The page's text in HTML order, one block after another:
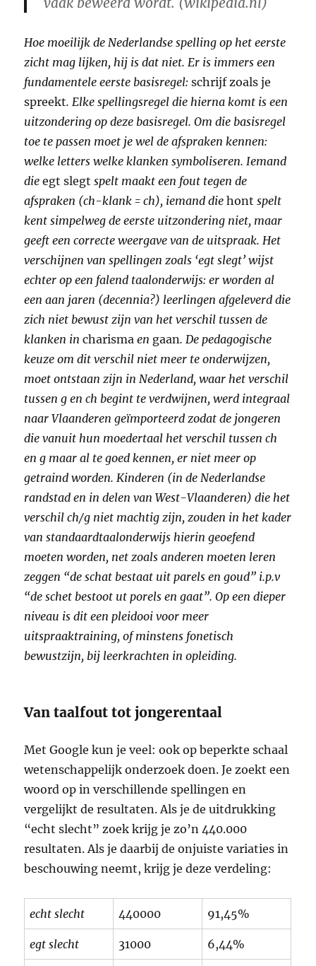
Hoe moeilijk de Nederlandse spelling op het eerste
zicht mag lijken, hij is dat niet. Er is immers een
fundamentele eerste basisregel:schrijf zoals je
spreekt. Elke spellingsregel die hierna komt is een
uitzondering op deze basisregel. Om die basisregel
toe te passen moet je wel de afspraken kennen:
welke letters welke klanken symboliseren. Iemand
dieegt slegt spelt maakt een fout tegen de
afspraken (ch-klank = ch), iemand die hont spelt
kent simpelweg de eerste uitzondering niet, maar
geeft een correcte weergave van de uitspraak. Het
verschijnen van spellingen zoals ‘egt slegt’ wijst
echter op een falend taalonderwijs: er worden al
een aan jaren (decennia?) leerlingen afgeleverd die
zich niet bewust zijn van het verschil tussen de
klanken incharisma en gaan. De pedagogische
keuze om dit verschil niet meer te onderwijzen,
moet ontstaan zijn in Nederland, waar het verschil
tussen g en ch begint te verdwijnen, werd integraal
naar Vlaanderen geïmporteerd zodat de jongeren
die vanuit hun moedertaal het verschil tussen ch
en g maar al te goed kennen, er niet meer op
getraind worden. Kinderen (in de Nederlandse
randstad en in delen van West-Vlaanderen) die het
verschil ch/g niet machtig zijn, zouden in het kader
van standaardtaalonderwijs hierin geoefend
moeten worden, net zoals anderen moeten leren
zeggen “de schat bestaat uit parels en goud” i.p.v
“de schet bestoot ut porels en gaat”. Op een dieper
niveau is dit een pleidooi voor meer
uitspraaktraining, of minstens fonetisch
bewustzijn, bij leerkrachten in opleiding.
Van taalfout tot jongerentaal
Met Google kun je veel: ook op beperkte schaal
wetenschappelijk onderzoek doen. Je zoekt een
woord op in verschillende spellingen en
vergelijkt de resultaten. Als je de uitdrukking
“echt slecht” zoek krijg je zo’n 440.000
resultaten. Als je daarbij de onjuiste variaties in
beschouwing neemt, krijg je deze verdeling:
echt slecht 440000 91,45%
egt slecht 31000 6,44%